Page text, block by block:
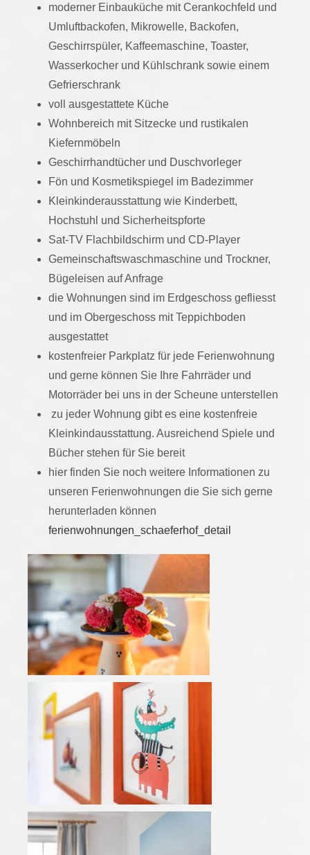
moderner Einbauküche mit Cerankochfeld und
Umluftbackofen, Mikrowelle, Backofen,
Geschirrspüler, Kaffeemaschine, Toaster,
Wasserkocher und Kühlschrank sowie einem
Gefrierschrank
voll ausgestattete Küche
Wohnbereich mit Sitzecke und rustikalen
Kiefernmöbeln
Geschirrhandtücher und Duschvorleger
Fön und Kosmetikspiegel im Badezimmer
Kleinkinderausstattung wie Kinderbett,
Hochstuhl und Sicherheitspforte
Sat-TV Flachbildschirm und CD-Player
Gemeinschaftswaschmaschine und Trockner,
Bügeleisen auf Anfrage
die Wohnungen sind im Erdgeschoss gefliesst
und im Obergeschoss mit Teppichboden
ausgestattet
kostenfreier Parkplatz für jede Ferienwohnung
und gerne können Sie Ihre Fahrräder und
Motorräder bei uns in der Scheune unterstellen
zu jeder Wohnung gibt es eine kostenfreie
Kleinkindausstattung. Ausreichend Spiele und
Bücher stehen für Sie bereit
hier finden Sie noch weitere Informationen zu
unseren Ferienwohnungen die Sie sich gerne
herunterladen können
ferienwohnungen_schaeferhof_detail